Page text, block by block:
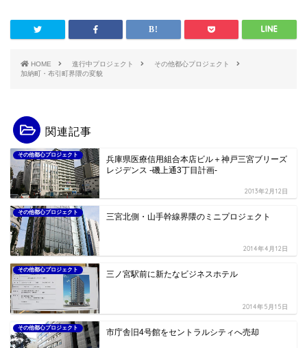
HOME 進行中プロジェクト
その他都心プロジェクト
加納町・布引町界隈の変貌
関連記事
その他都心プロジェクト
兵庫県医療信用組合本店ビル＋神戸三宮ブリーズ
レジデンス -磯上通3丁目計画-
2013年2月12日
その他都心プロジェクト 三宮北側・山手幹線界隈のミニプロジェクト
2014年4月12日
その他都心プロジェクト 三ノ宮駅前に新たなビジネスホテル
2014年5月15日
その他都心プロジェクト 市庁舎旧4号館をセントラルシティへ売却